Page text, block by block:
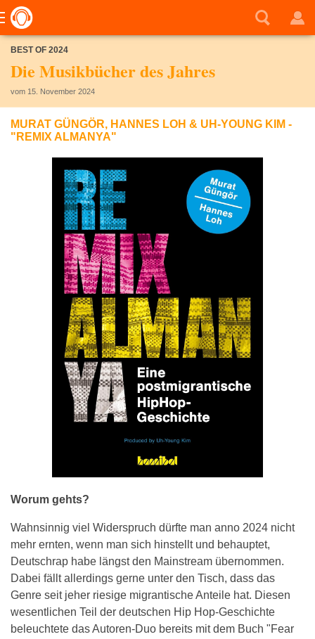
BEST OF 2024
Die Musikbücher des Jahres
vom 15. November 2024
MURAT GÜNGÖR, HANNES LOH & UH-YOUNG KIM -
"REMIX ALMANYA"
Worum gehts?
Wahnsinnig viel Widerspruch dürfte man anno 2024 nicht
mehr ernten, wenn man sich hinstellt und behauptet,
Deutschrap habe längst den Mainstream übernommen.
Dabei fällt allerdings gerne unter den Tisch, dass das
Genre seit jeher riesige migrantische Anteile hat. Diesen
wesentlichen Teil der deutschen Hip Hop-Geschichte
beleuchtete das Autoren-Duo bereits mit dem Buch "Fear